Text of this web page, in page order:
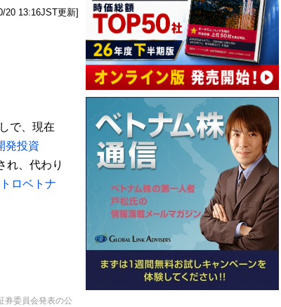
20 13:16JST更新]
で、現在
発投資
れ、代わり
ロベトナ
券委員会発表の公